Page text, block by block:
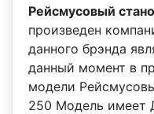
Рейсмусовый
произведен
данного брэнда
данный момент в
модели
250 Модель имеет